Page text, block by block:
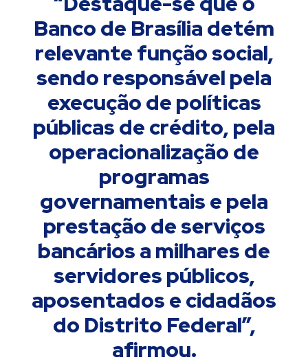
Banco de Brasília detém
relevante função social,
sendo responsável pela
execução de políticas
públicas de crédito, pela
operacionalização de
programas
governamentais e pela
prestação de serviços
bancários a milhares de
servidores públicos,
aposentados e cidadãos
do Distrito Federal”,
afirmou.